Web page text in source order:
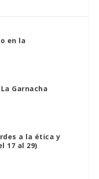
en la
Garnacha
a la ética y
17 al 29)